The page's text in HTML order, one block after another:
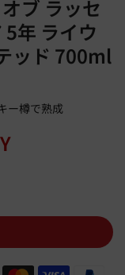
ブ ラッセ
年 ライウ
ッド 700ml
ー樽で熟成